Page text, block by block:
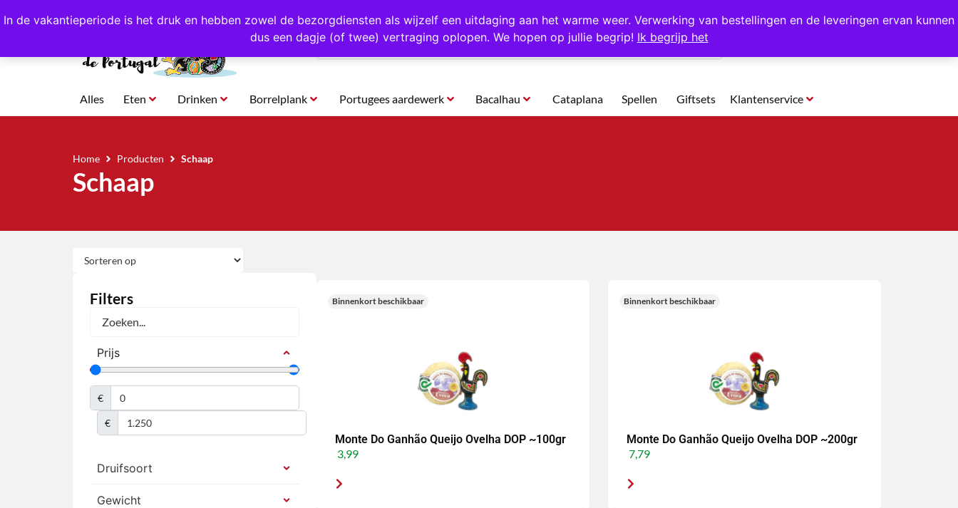
In de vakantieperiode is het druk en hebben zowel de bezorgdiensten als wijzelf een uitdaging aan het warme weer. Verwerking van bestellingen en de leveringen ervan kunnen
dus een dagje (of twee) vertraging oplopen. We hopen op jullie begrip! Ik begrijp het
4,8/5,0 sterren beoordeeld! Eigen import uit Portugal Altijd 1000 verschillende producten op voorraad Gratis op te halen in Hansweert
Alles Eten Drinken Borrelplank Portugees aardewerk Bacalhau Cataplana Spellen Giftsets Klantenservice
Home Producten Schaap
Schaap
Filters
Prijs
€
€
Druifsoort
Gewicht
Binnenkort beschikbaar
Monte Do Ganhão Queijo Ovelha DOP ~100gr
3,99
Binnenkort beschikbaar
Monte Do Ganhão Queijo Ovelha DOP ~200gr
7,79